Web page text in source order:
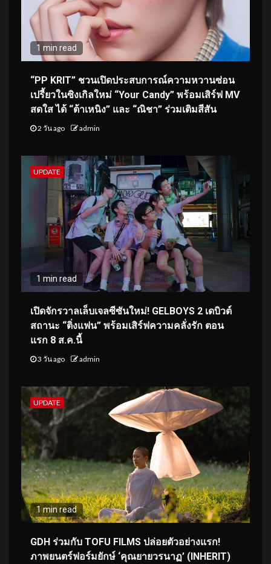
1 min read
“PP KRIT” ชวนเปิดประสบการณ์ความหวานซ่อน
เปรี้ยวในซิงเกิลใหม่ “Your Candy” พร้อมเสิร์ฟ MV
สดใส ได้ “ต้าเหนิง” และ “ณิชา” ร่วมเติมสีสัน
2 วัน ago admin
UPDATE
1 min read
เปิดจักรวาลเล็บเจลซีซันใหม่! GELBOYS 2 เดบิวต์
สถานะ “ติ่งแฟน” พร้อมเสิร์ฟความคลั่งรัก ตอน
แรก 8 ส.ค.นี้
3 วัน ago admin
UPDATE
1 min read
GDH ร่วมกับ TOFU FILMS ปล่อยตัวอย่างแรก!
ภาพยนตร์ฟอร์มยักษ์ ‘คุณยายวรนาฏ’ (INHERIT)